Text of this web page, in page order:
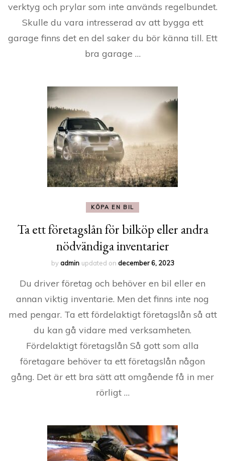
verktyg och prylar som inte används regelbundet.
Skulle du vara intresserad av att bygga ett
garage finns det en del saker du bör känna till. Ett
bra garage …
KÖPA EN BIL
Ta ett företagslån för bilköp eller andra
nödvändiga inventarier
byadmin updated on december 6, 2023
Du driver företag och behöver en bil eller en
annan viktig inventarie. Men det finns inte nog
med pengar. Ta ett fördelaktigt företagslån så att
du kan gå vidare med verksamheten.
Fördelaktigt företagslån Så gott som alla
företagare behöver ta ett företagslån någon
gång. Det är ett bra sätt att omgående få in mer
rörligt …